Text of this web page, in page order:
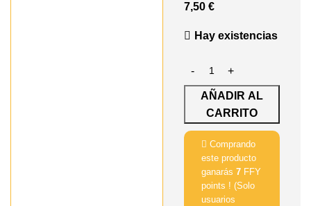
7,50€
Hay existencias
AÑADIR AL
CARRITO
Comprando
este producto
ganarás7 FFY
points ! (Solo
usuarios